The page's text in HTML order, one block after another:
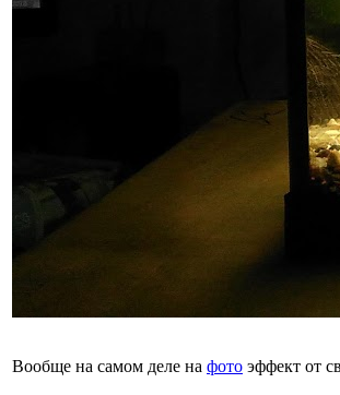
Вообще на самом деле на фото эффект от